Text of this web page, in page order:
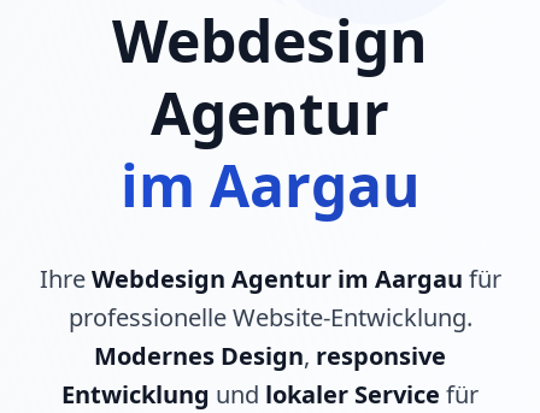
Webdesign
Agentur
im Aargau
IhreWebdesign Agentur im Aargau für
professionelle Website-Entwicklung.
Modernes Design, responsive
Entwicklung und lokaler Service für